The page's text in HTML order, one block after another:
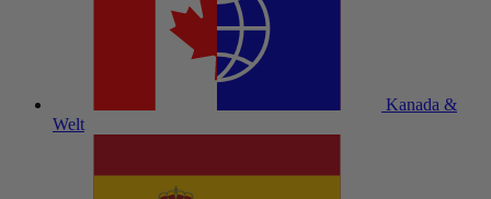
Kanada &
Welt